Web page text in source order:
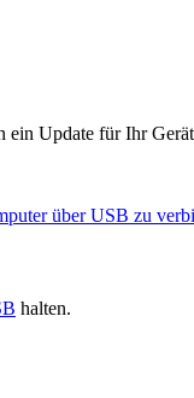
Update für Ihr
über USB zu
halten.